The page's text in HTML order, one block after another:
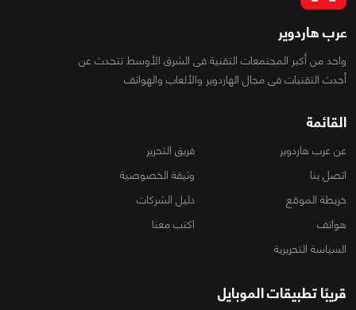
عرب هاردوير
واحد من أكبر المجتمعات التقنية فى الشرق الأوسط تتحدث عن
أحدث التقنيات فى مجال الهاردوير والألعاب والهواتف
القائمة
عن عرب هاردوير
فريق التحرير
اتصل بنا
وثيقة الخصوصية
خريطة الموقع
دليل الشركات
هواتف
اكتب معنا
السياسة التحريرية
قريبًا تطبيقات الموبايل